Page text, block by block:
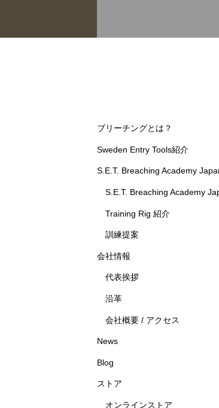
ブリーチングとは？
Sweden Entry Tools紹介
S.E.T. Breaching Academy
S.E.T. Breaching Academy
Training Rig 紹介
訓練提案
会社情報
代表挨拶
沿革
会社概要 / アクセス
News
Blog
ストア
オンラインストア